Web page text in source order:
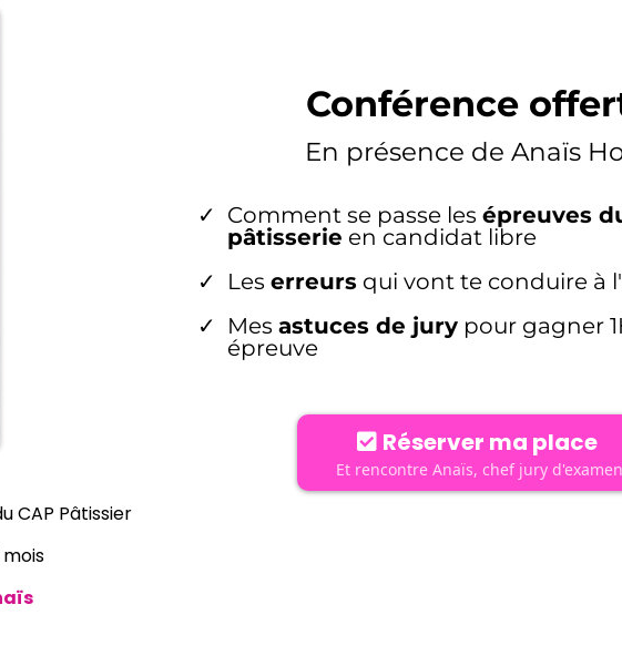
CAP Pâtissier
Conférence
En présence de Anaïs
Comment se passe les épreuves
pâtisserie en candidat libre
Les erreurs qui vont te conduire à
Mes astuces de jury pour gagner
épreuve
Réserver ma place
Et rencontre Anaïs, chef jury d'examen